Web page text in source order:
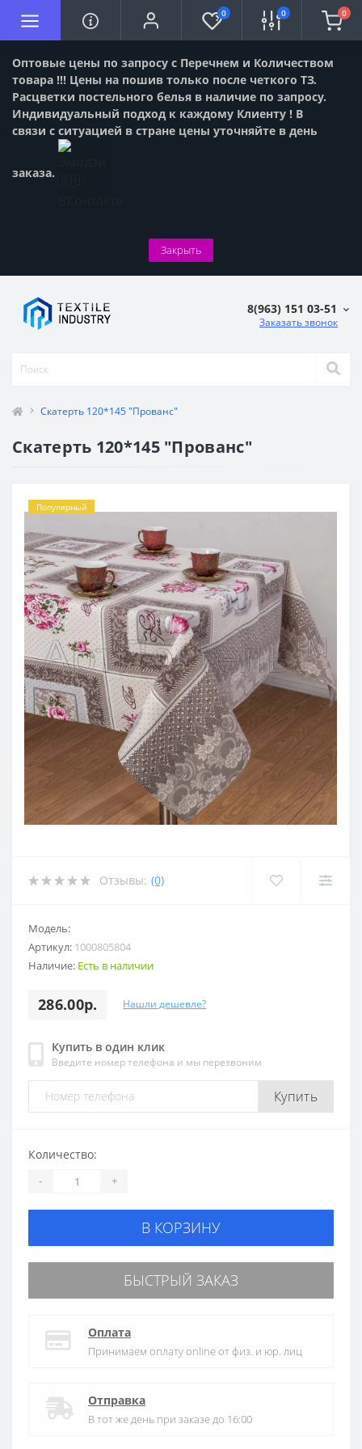
Оптовые цены по запросу с Перечнем и Количеством
товара !!! Цены на пошив только после четкого ТЗ.
Расцветки постельного белья в наличие по запросу.
Индивидуальный подход к каждому Клиенту ! В
связи с ситуацией в стране цены уточняйте в день
заказа.
Закрыть
0 0 0
8(963) 151 03-51
Заказать звонок
Скатерть 120*145 "Прованс"
Скатерть 120*145 "Прованс"
Популярный
Отзывы: (0)
Модель:
Артикул: 1000805804
Наличие: Есть в наличии
286.00р. Нашли дешевле?
Купить в один клик
Введите номер телефона и мы перезвоним
Купить
Количество:
- +
В КОРЗИНУ
БЫСТРЫЙ ЗАКАЗ
Оплата
Принимаем оплату online от физ. и юр. лиц
Отправка
В тот же день при заказе до 16:00